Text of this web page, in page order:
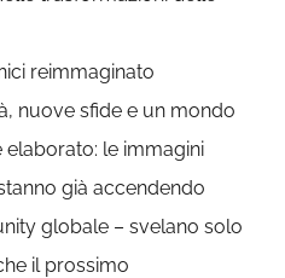
reimmaginato
nuove sfide e un mondo
le immagini
già accendendo
globale – svelano solo
il prossimo